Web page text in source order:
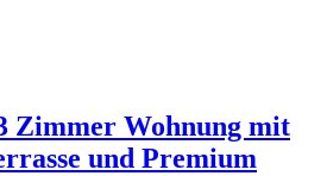
Zimmer Wohnung mit
und Premium